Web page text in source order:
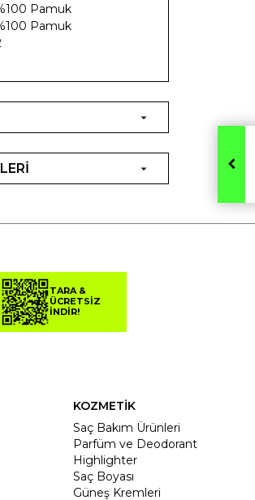
Pamuk
Pamuk
TARA &
ÜCRETSİZ
İNDİR!
KOZMETİK
Saç Bakım Ürünleri
Parfüm ve Deodorant
Highlighter
Saç Boyası
Güneş Kremleri